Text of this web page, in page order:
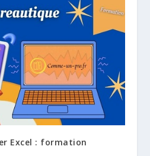
Excel : formation